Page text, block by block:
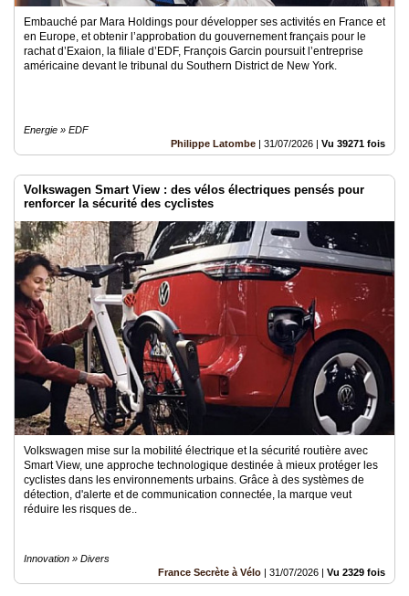
annuaire
Accès
éditeur
Embauché par Mara Holdings pour développer ses activités en France et
en Europe, et obtenir l’approbation du gouvernement français pour le
rachat d’Exaion, la filiale d’EDF, François Garcin poursuit l’entreprise
américaine devant le tribunal du Southern District de New York.
Energie » EDF
Philippe Latombe | 31/07/2026 | Vu 39271 fois
Volkswagen Smart View : des vélos électriques pensés pour
renforcer la sécurité des cyclistes
Volkswagen mise sur la mobilité électrique et la sécurité routière avec
Smart View, une approche technologique destinée à mieux protéger les
cyclistes dans les environnements urbains. Grâce à des systèmes de
détection, d'alerte et de communication connectée, la marque veut
réduire les risques de..
Innovation » Divers
France Secrète à Vélo | 31/07/2026 | Vu 2329 fois